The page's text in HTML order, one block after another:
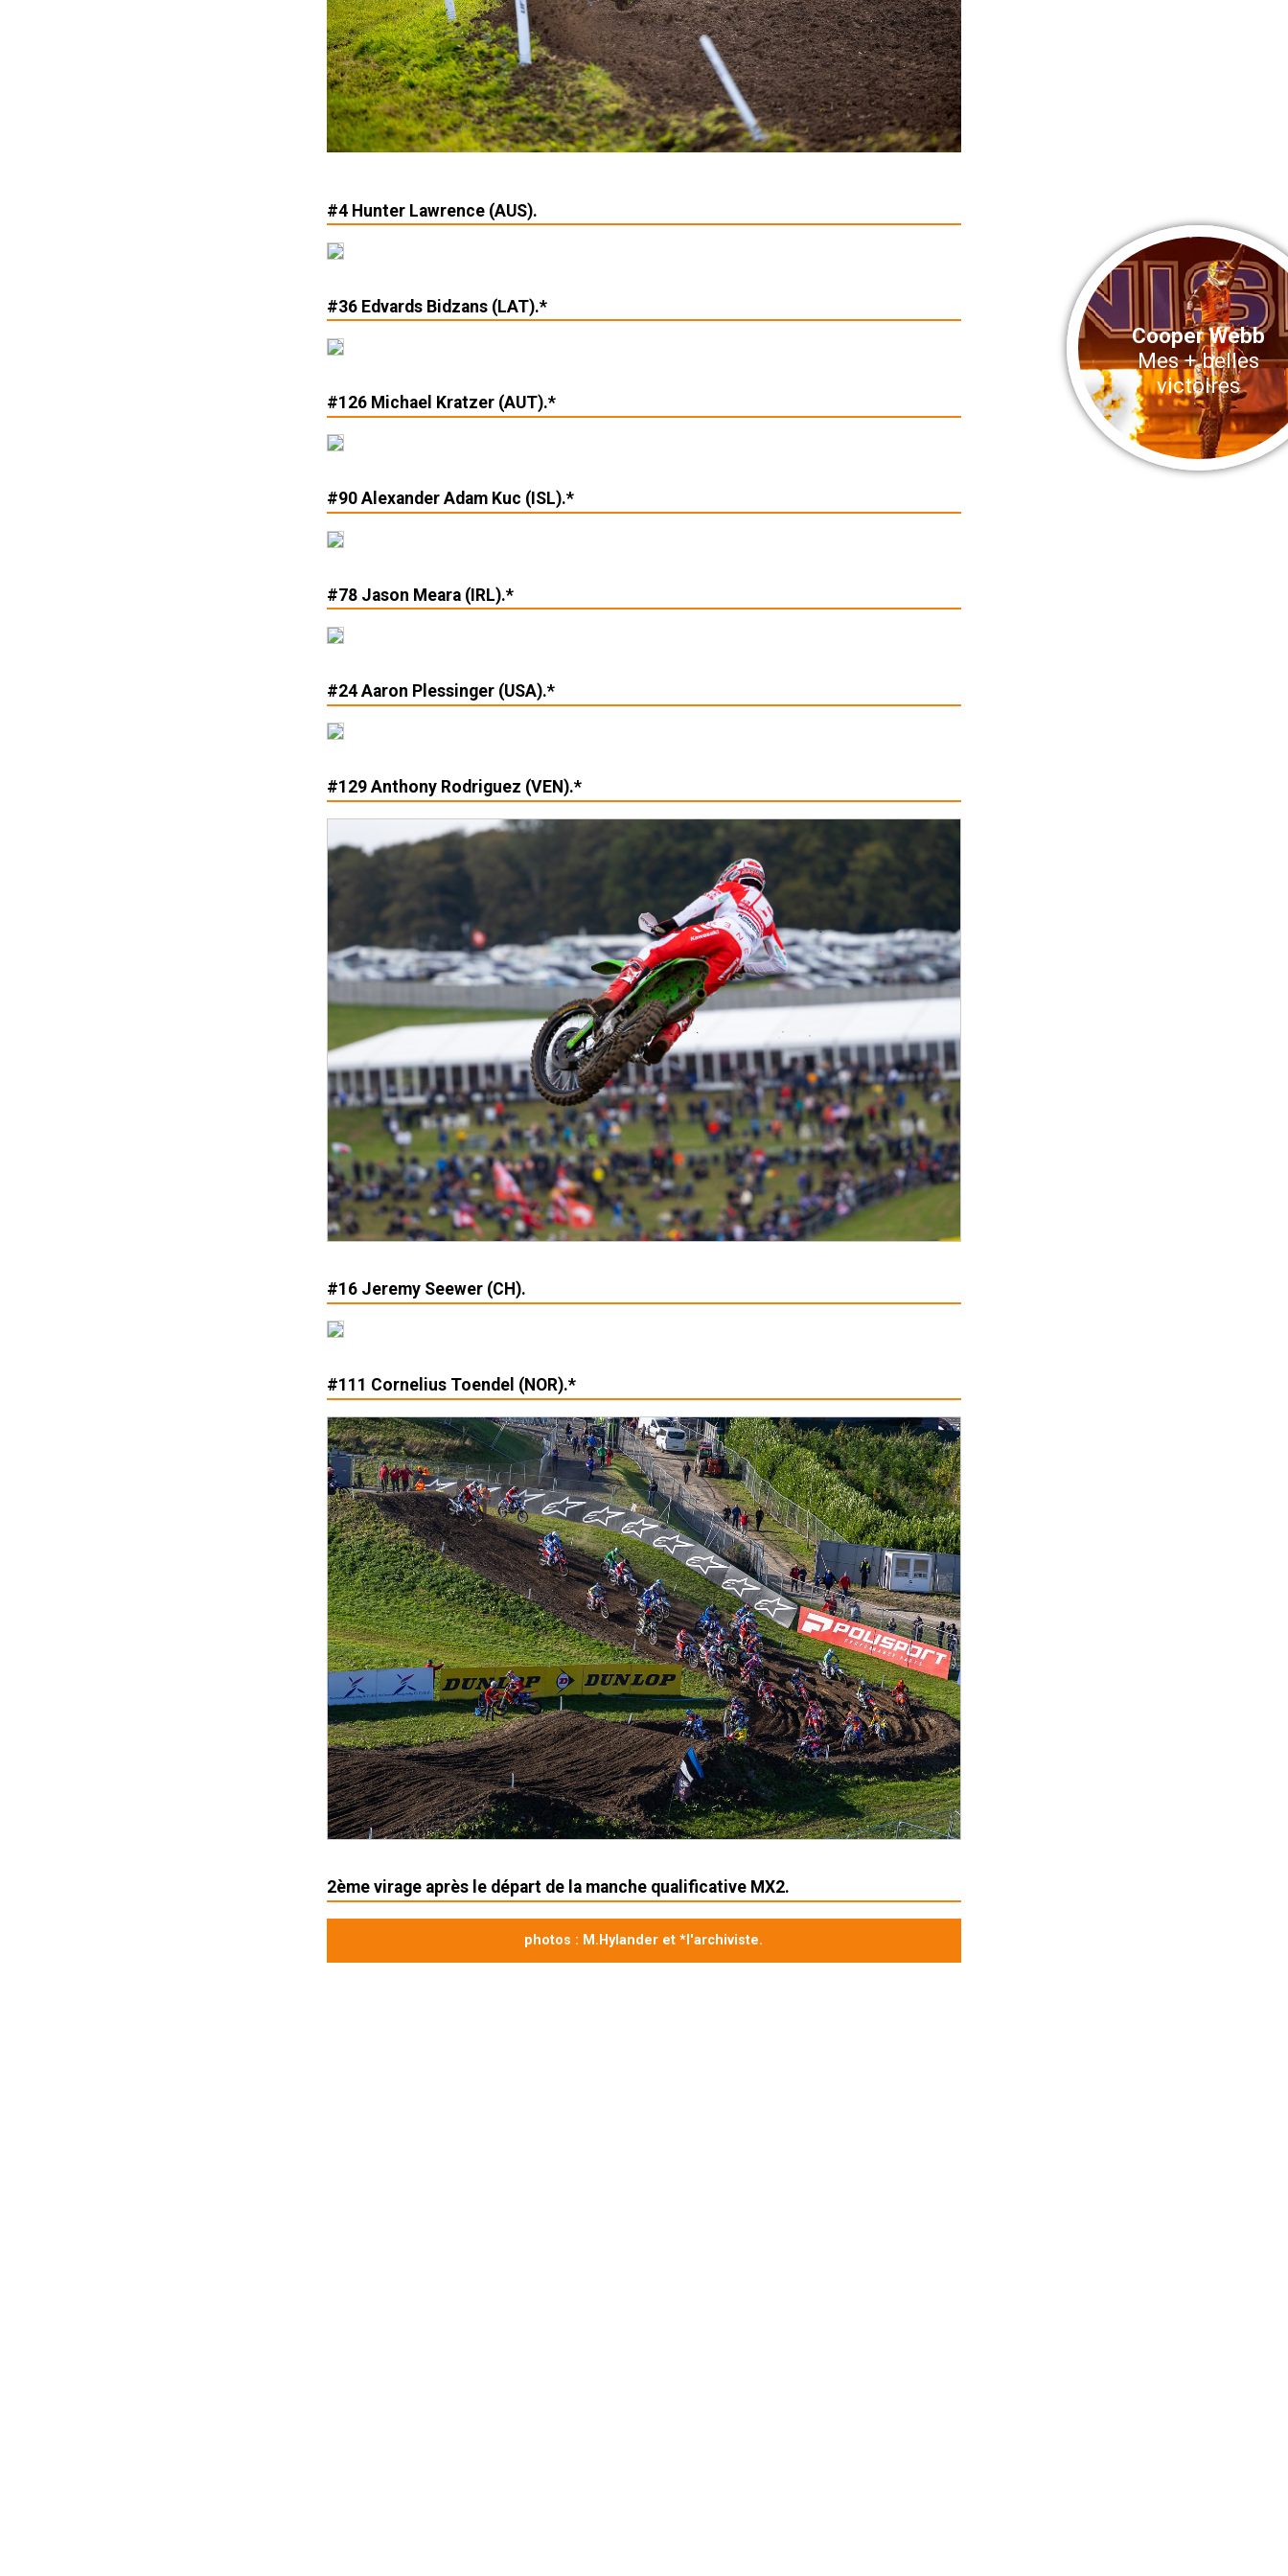
Cooper Webb
Mes + belles
victoires
#4 Hunter Lawrence (AUS).
#36 Edvards Bidzans (LAT).*
#126 Michael Kratzer (AUT).*
#90 Alexander Adam Kuc (ISL).*
#78 Jason Meara (IRL).*
#24 Aaron Plessinger (USA).*
#129 Anthony Rodriguez (VEN).*
#16 Jeremy Seewer (CH).
#111 Cornelius Toendel (NOR).*
2ème virage après le départ de la manche qualificative MX2.
photos : M.Hylander et *l'archiviste.